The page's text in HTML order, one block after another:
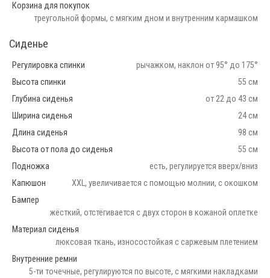
Корзина для покупок
треугольной формы, с мягким дном и внутренним кармашком
Сиденье
Регулировка спинки
рычажком, наклон от 95° до 175°
Высота спинки
55 см
Глубина сиденья
от 22 до 43 см
Ширина сиденья
24 см
Длина сиденья
98 см
Высота от пола до сиденья
55 см
Подножка
есть, регулируется вверх/вниз
Капюшон
XXL, увеличивается с помощью молнии, с окошком
Бампер
жёсткий, отстёгивается с двух сторон в кожаной оплетке
Материал сиденья
люксовая ткань, износостойкая с саржевым плетением
Внутренние ремни
5-ти точечные, регулируются по высоте, с мягкими накладками